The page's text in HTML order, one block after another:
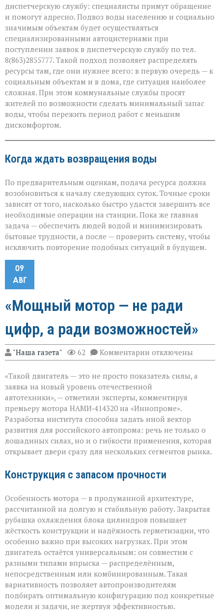
диспетчерскую службу: специалисты примут обращение
и помогут адресно. Подвоз воды населению и социально
значимым объектам будет осуществляться
специализированными автоцистернами при
поступлении заявок в диспетчерскую службу по тел.
8(863)2855777. Такой подход позволяет распределять
ресурсы там, где они нужнее всего: в первую очередь — к
социальным объектам и в дома, где ситуация наиболее
сложная. При этом коммунальные службы просят
жителей по возможности сделать минимальный запас
воды, чтобы пережить период работ с меньшим
дискомфортом.
Когда ждать возвращения воды
По предварительным оценкам, подача ресурса должна
возобновиться к началу следующих суток. Точные сроки
зависят от того, насколько быстро удастся завершить все
необходимые операции на станции. Пока же главная
задача — обеспечить людей водой и минимизировать
бытовые трудности, а после — проверить систему, чтобы
исключить повторение подобных ситуаций в будущем.
09
АВГ
«Мощный мотор — не ради
цифр, а ради возможностей»
"Наша газета" 62 Комментарии к
записи
мотор — не
ради
а
ради
возможностей»
отключены
«Такой двигатель — это не просто показатель силы, а
заявка на новый уровень отечественной
автотехники», — отметили эксперты, комментируя
премьеру мотора НАМИ‑414320 на «Иннопроме».
Разработка института способна задать иной вектор
развития для российского автопрома: речь не только о
лошадиных силах, но и о гибкости применения, которая
открывает двери сразу для нескольких сегментов рынка.
Конструкция с запасом прочности
Особенность мотора — в продуманной архитектуре,
рассчитанной на долгую и стабильную работу. Закрытая
рубашка охлаждения блока цилиндров повышает
жёсткость конструкции и надёжность герметизации, что
особенно важно при высоких нагрузках. При этом
двигатель остаётся универсальным: он совместим с
разными типами впрыска — распределённым,
непосредственным или комбинированным. Такая
вариативность позволяет автопроизводителям
подбирать оптимальную конфигурацию под конкретные
модели и задачи, не жертвуя эффективностью.